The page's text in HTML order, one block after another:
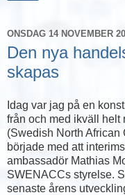
ONSDAG 14 NOVEMBER
Den nya
skapas
Idag var jag på en
från och med ikväll
(Swedish North African
började med att
ambassadör Mathias
SWENACCs styrelse.
senaste årens